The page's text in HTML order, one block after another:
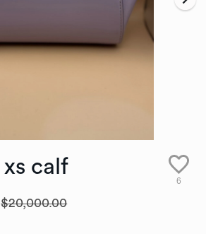
xs calf
6
$20,000.00